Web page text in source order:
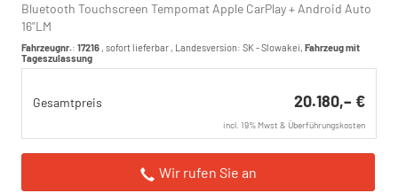
Bluetooth Touchscreen Tempomat Apple CarPlay + Android Auto
16"LM
Fahrzeugnr.: 17216 , sofort lieferbar , Landesversion: SK - Slowakei, Fahrzeug mit
Tageszulassung
Gesamtpreis 20.180,– €
incl. 19% Mwst & Überführungskosten
Wir rufen Sie an